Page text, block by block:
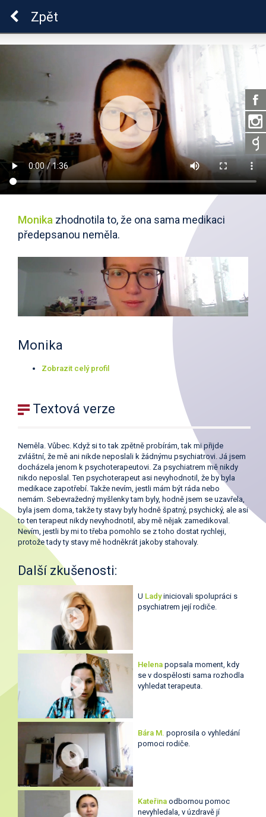
Zpět
Monika zhodnotila to, že ona sama medikaci
předepsanou neměla.
Monika
Zobrazit celý profil
Textová verze
Neměla. Vůbec. Když si to tak zpětně probírám, tak mi přijde
zvláštní, že mě ani nikde neposlali k žádnýmu psychiatrovi. Já jsem
docházela jenom k psychoterapeutovi. Za psychiatrem mě nikdy
nikdo neposlal. Ten psychoterapeut asi nevyhodnotil, že by byla
medikace zapotřebí. Takže nevím, jestli mám být ráda nebo
nemám. Sebevražedný myšlenky tam byly, hodně jsem se uzavřela,
byla jsem doma, takže ty stavy byly hodně špatný, psychický, ale asi
to ten terapeut nikdy nevyhodnotil, aby mě nějak zamedikoval.
Nevím, jestli by mi to třeba pomohlo se z toho dostat rychleji,
protože tady ty stavy mě hodněkrát jakoby stahovaly.
Další zkušenosti:
U Ladyiniciovali spolupráci s
psychiatrem její rodiče.
Helena popsala moment, kdy
se v dospělosti sama rozhodla
vyhledat terapeuta.
Bára M. poprosila o vyhledání
pomoci rodiče.
Kateřina odbornou pomoc
nevyhledala, v úzdravě jí